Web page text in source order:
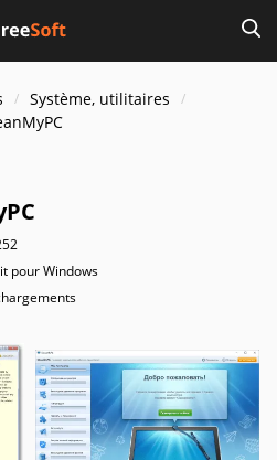
Système, utilitaires
pour Windows